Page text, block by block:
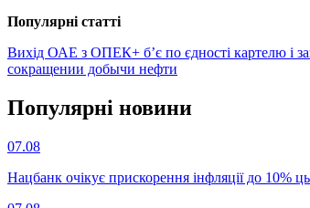
Популярнi статтi
Вихід ОАЕ з ОПЕК+ б’є по єдності картелю і
сокращении добычи нефти
Популярнi новини
07.08
Нацбанк очікує прискорення інфляції до 10%